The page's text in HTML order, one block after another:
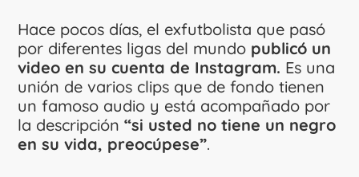
Hace pocos días, el exfutbolista que pasó
por diferentes ligas del mundo publicó un
video en su cuenta de Instagram. Es una
unión de varios clips que de fondo tienen
un famoso audio y está acompañado por
la descripción“si usted no tiene un negro
en su vida, preocúpese”.